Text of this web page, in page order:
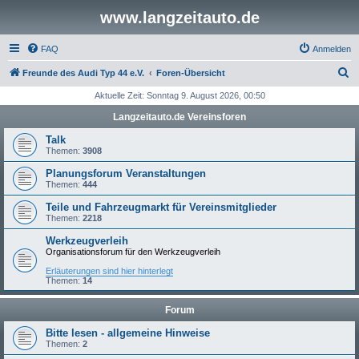
www.langzeitauto.de
FAQ Anmelden
Freunde des Audi Typ 44 e.V. Foren-Übersicht
h
Aktuelle Zeit: Sonntag 9. August 2026, 00:50
Langzeitauto.de Vereinsforen
Talk
Themen: 3908
Planungsforum Veranstaltungen
Themen: 444
Teile und Fahrzeugmarkt für Vereinsmitglieder
Themen: 2218
Werkzeugverleih
Organisationsforum für den Werkzeugverleih
Erläuterungen sind hier hinterlegt
Themen: 14
Forum
Bitte lesen - allgemeine Hinweise
Themen: 2